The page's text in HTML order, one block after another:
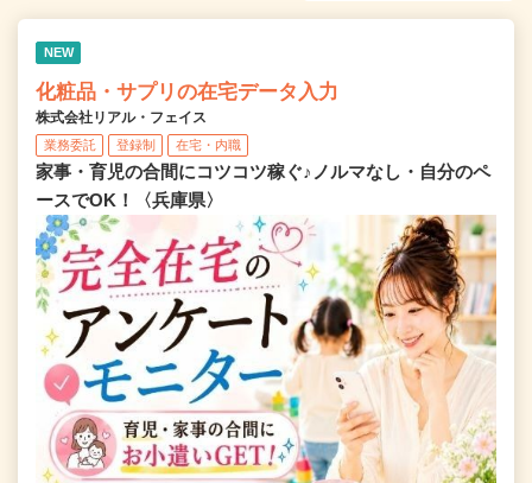
NEW
化粧品・サプリの在宅データ入力
株式会社リアル・フェイス
業務委託 登録制 在宅・内職
家事・育児の合間にコツコツ稼ぐ♪ノルマなし・自分のペ
ースでOK！〈兵庫県〉